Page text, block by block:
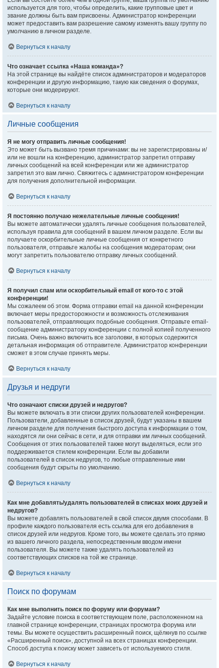
используется для того, чтобы определить, какие групповые цвет и
звание должны быть вам присвоены. Администратор конференции
может предоставить вам разрешение самому изменять вашу группу по
умолчанию в личном разделе.
Вернуться к началу
Что означает ссылка «Наша команда»?
На этой странице вы найдёте список администраторов и модераторов
конференции и другую информацию, такую как сведения о форумах,
которые они модерируют.
Вернуться к началу
Личные сообщения
Я не могу отправить личные сообщения!
Это может быть вызвано тремя причинами: вы не зарегистрированы и/
или не вошли на конференцию, администратор запретил отправку
личных сообщений на всей конференции или же администратор
запретил это вам лично. Свяжитесь с администратором конференции
для получения дополнительной информации.
Вернуться к началу
Я постоянно получаю нежелательные личные сообщения!
Вы можете автоматически удалять личные сообщения пользователей,
используя правила для сообщений в вашем личном разделе. Если вы
получаете оскорбительные личные сообщения от конкретного
пользователя, отправьте жалобы на сообщения модераторам; они
могут запретить пользователю отправку личных сообщений.
Вернуться к началу
Я получил спам или оскорбительный email от кого-то с этой
конференции!
Мы сожалеем об этом. Форма отправки email на данной конференции
включает меры предосторожности и возможность отслеживания
пользователей, отправляющих подобные сообщения. Отправьте email-
сообщение администратору конференции с полной копией полученного
письма. Очень важно включить все заголовки, в которых содержится
детальная информация об отправителе. Администратор конференции
сможет в этом случае принять меры.
Вернуться к началу
Друзья и недруги
Что означают списки друзей и недругов?
Вы можете включать в эти списки других пользователей конференции.
Пользователи, добавленные в список друзей, будут указаны в вашем
личном разделе для получения быстрого доступа к информации о том,
находятся ли они сейчас в сети, и для отправки им личных сообщений.
Сообщения от этих пользователей также могут выделяться, если это
поддерживается стилем конференции. Если вы добавили
пользователей в список недругов, то любые отправленные ими
сообщения будут скрыты по умолчанию.
Вернуться к началу
Как мне добавлять/удалять пользователей в списках моих друзей и
недругов?
Вы можете добавлять пользователей в свой список двумя способами. В
профиле каждого пользователя есть ссылка для его добавления в
список друзей или недругов. Кроме того, вы можете сделать это прямо
из вашего личного раздела, непосредственным вводом имени
пользователя. Вы можете также удалять пользователей из
соответствующих списков на той же странице.
Вернуться к началу
Поиск по форумам
Как мне выполнить поиск по форуму или форумам?
Задайте условие поиска в соответствующем поле, расположенном на
главной странице конференции, страницах просмотра форума или
темы. Вы можете осуществить расширенный поиск, щёлкнув по ссылке
«Расширенный поиск», доступной на всех страницах конференции.
Способ доступа к поиску может зависеть от используемого стиля.
Вернуться к началу